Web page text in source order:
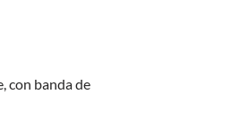
con banda de